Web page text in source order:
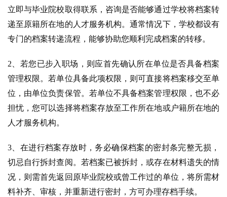
立即与毕业院校取得联系，咨询是否能够通过学校将档案转
递至原籍所在地的人才服务机构。通常情况下，学校都设有
专门的档案转递流程，能够协助您顺利完成档案的转移。
2、若您已步入职场，则应首先确认所在单位是否具备档案
管理权限。若单位具备此项权限，则可直接将档案移交至单
位，由单位负责保管。若单位不具备档案管理权限，也不必
担忧，您可以选择将档案存放至工作所在地或户籍所在地的
人才服务机构。
3、在进行档案存放时，务必确保档案的密封条完整无损，
切忌自行拆封查阅。若档案已被拆封，或存在材料遗失的情
况，则需首先返回原毕业院校或曾工作过的单位，将所需材
料补齐、审核，并重新进行密封，方可办理存档手续。